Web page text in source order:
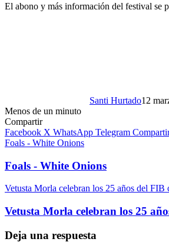
El abono y más información del festival se
Santi Hurtado12
Menos de un minuto
Compartir
Facebook X WhatsApp Telegram
Foals - White Onions
Foals - White Onions
Vetusta Morla celebran los 25 años del FIB
Vetusta Morla celebran los 25
Deja una respuesta